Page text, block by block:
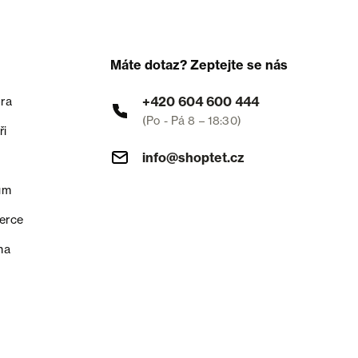
Máte dotaz? Zeptejte se nás
+420 604 600 444
(Po - Pá 8 – 18:30)
info@shoptet.cz